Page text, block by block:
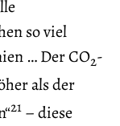
so viel
… Der CO2-
als der
21 – diese